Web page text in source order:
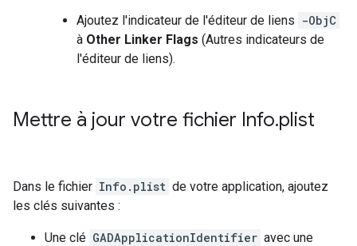
Ajoutez l'indicateur de l'éditeur de liens -ObjC
à Other Linker Flags (Autres indicateurs de
l'éditeur de liens).
Mettre à jour votre fichier Info.plist
Dans le fichier Info.plist de votre application, ajoutez
les clés suivantes :
Une clé GADApplicationIdentifier avec une